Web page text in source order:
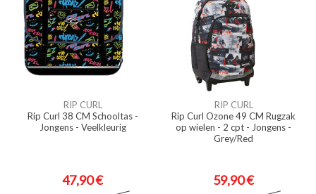
RIP CURL
Rip Curl 38 CM Schooltas -
Jongens - Veelkleurig
47,90 €
RIP CURL
Rip Curl Ozone 49 CM Rugzak
op wielen - 2 cpt - Jongens -
Grey/Red
59,90 €